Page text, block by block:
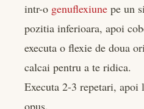
intr-o genuflexiune pe un
pozitia inferioara, apoi
executa o flexie de doua
calcai pentru a te ridica.
Executa 2-3 repetari, apoi
opus.